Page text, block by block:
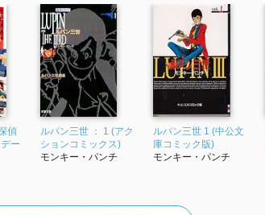
偵
ー
ルパン三世 ： 1 (アク
ションコミックス)
モンキー・パンチ
ルパン三世 1 (中公文
庫コミック版)
モンキー・パンチ